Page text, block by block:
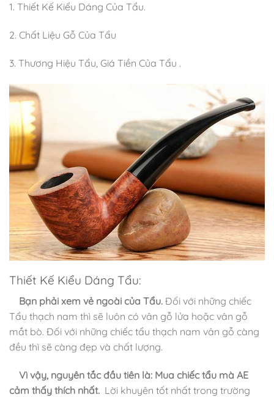
1. Thiết Kế Kiểu Dáng Của Tẩu.
2. Chất Liệu Gỗ Của Tẩu
3. Thương Hiệu Tẩu, Giá Tiền Của Tẩu .
Thiết Kế Kiểu Dáng Tẩu:
Bạn phải xem vẻ ngoài của Tẩu. Đối với những chiếc
Tẩu thạch nam thì sẽ luôn có vân gỗ lửa hoặc vân gỗ
mắt bò. Đối với những chiếc tẩu thạch nam vân gỗ càng
đều thì sẽ càng đẹp và chất lượng.
Vì vậy, nguyên tắc đầu tiên là: Mua chiếc tẩu mà AE
cảm thấy thích nhất. Lời khuyên tốt nhất trong trường